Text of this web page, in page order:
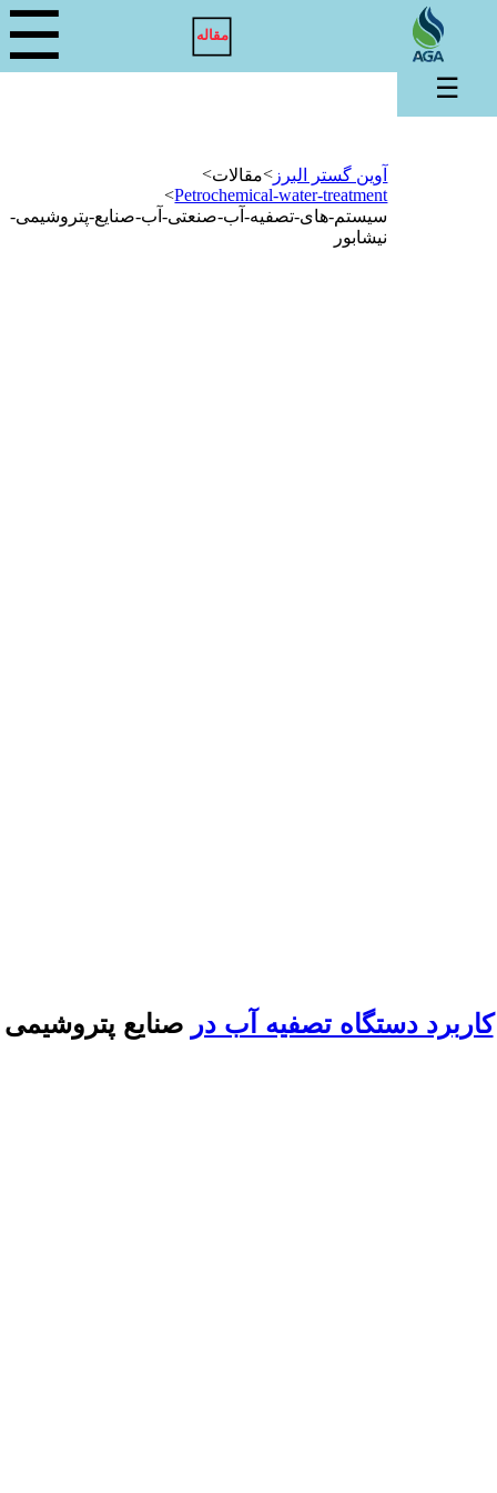
مقاله ☰
کاربرد دستگاه تصفیه آب در صنایع پتروشیمی
آوین گستر البرز >مقالات>
Petrochemical-water-treatment
>
سیستم-های-تصفیه-آب-صنعتی-آب-صنایع-پتروشیمی-
نیشابور
☰